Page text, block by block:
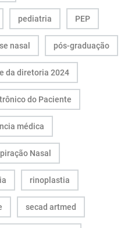
pediatria PEP
nasal pós-graduação
da diretoria 2024
do Paciente
médica
Nasal
rinoplastia
secad artmed